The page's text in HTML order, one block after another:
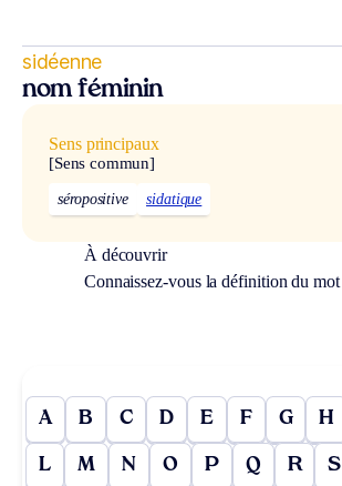
sidéenne
nom féminin
Sens principaux
[Sens commun]
séropositive sidatique
À découvrir
Connaissez-vous la définition du mot
A B C D E F G H
L M N O P Q R S